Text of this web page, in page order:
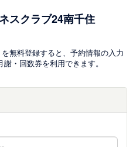
スクラブ24南千住
無料登録すると、予約情報の入力
・回数券を利用できます。